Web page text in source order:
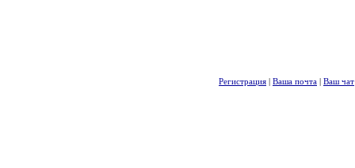
Регистрация | Ваша почта | Ваш чат